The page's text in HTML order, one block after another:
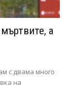
а
с двама много
на